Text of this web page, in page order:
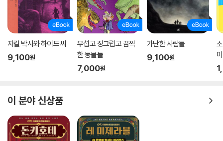
지킬 박사와 하이드 씨
9,100원
무섭고 징그럽고 끔찍
한 동물들
7,000원
가난한 사람들
9,100원
이 분야 신상품